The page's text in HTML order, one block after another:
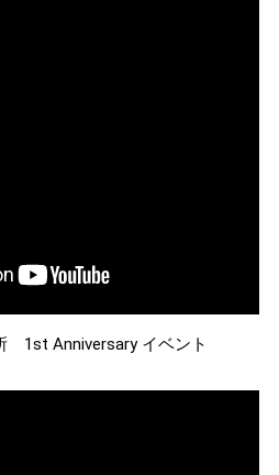
1st Anniversary イベント